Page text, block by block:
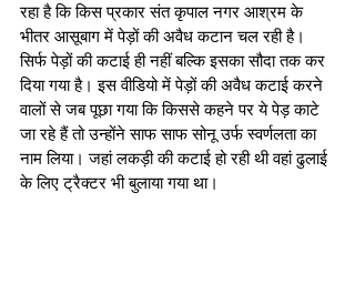
रहा है कि किस प्रकार संत कृपाल नगर आश्रम के
भीतर आसूबाग में पेड़ों की अवैध कटान चल रही है।
सिर्फ पेड़ों की कटाई ही नहीं बल्कि इसका सौदा तक कर
दिया गया है। इस वीडियो में पेड़ों की अवैध कटाई करने
वालों से जब पूछा गया कि किससे कहने पर ये पेड़ काटे
जा रहे हैं तो उन्होंने साफ साफ सोनू उर्फ स्वर्णलता का
नाम लिया। जहां लकड़ी की कटाई हो रही थी वहां ढुलाई
के लिए ट्रैक्टर भी बुलाया गया था।